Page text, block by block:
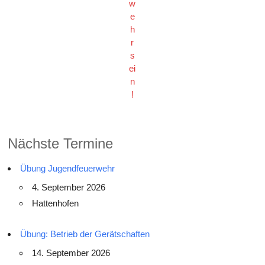
w
e
h
r
s
ei
n
!
Nächste Termine
Übung Jugendfeuerwehr
4. September 2026
Hattenhofen
Übung: Betrieb der Gerätschaften
14. September 2026